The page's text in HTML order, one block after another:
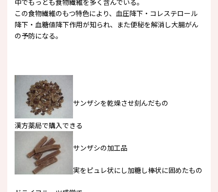
中でもっとも食物繊維を多く含んでいる。
この食物繊維のもつ特色により、血圧降下・コレステロール
降下・血糖値降下作用が知られ、また便秘を解消し大腸がん
の予防になる。
サンザシを乾燥させ刻んだもの
漢方薬局で購入できる
サンザシの加工品
実をピュレ状にし加糖し棒状に固めたもの